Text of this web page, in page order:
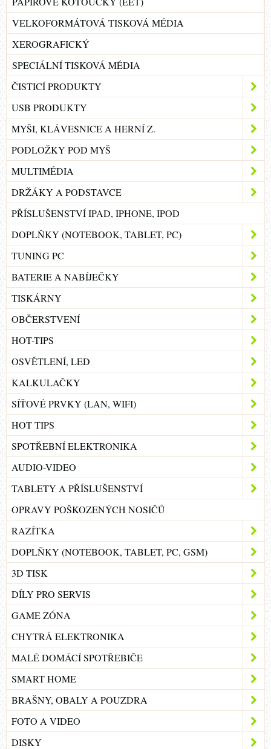
VELKOFORMÁTOVÁ TISKOVÁ MÉDIA
XEROGRAFICKÝ
SPECIÁLNÍ TISKOVÁ MÉDIA
ČISTICÍ PRODUKTY
USB PRODUKTY
MYŠI, KLÁVESNICE A HERNÍ Z.
PODLOŽKY POD MYŠ
MULTIMÉDIA
DRŽÁKY A PODSTAVCE
PŘÍSLUŠENSTVÍ IPAD, IPHONE, IPOD
DOPLŇKY (NOTEBOOK, TABLET, PC)
TUNING PC
BATERIE A NABÍJEČKY
TISKÁRNY
OBČERSTVENÍ
HOT-TIPS
OSVĚTLENÍ, LED
KALKULAČKY
SÍŤOVÉ PRVKY (LAN, WIFI)
HOT TIPS
SPOTŘEBNÍ ELEKTRONIKA
AUDIO-VIDEO
TABLETY A PŘÍSLUŠENSTVÍ
OPRAVY POŠKOZENÝCH NOSIČŮ
RAZÍTKA
DOPLŇKY (NOTEBOOK, TABLET, PC, GSM)
3D TISK
DÍLY PRO SERVIS
GAME ZÓNA
CHYTRÁ ELEKTRONIKA
MALÉ DOMÁCÍ SPOTŘEBIČE
SMART HOME
BRAŠNY, OBALY A POUZDRA
FOTO A VIDEO
DISKY